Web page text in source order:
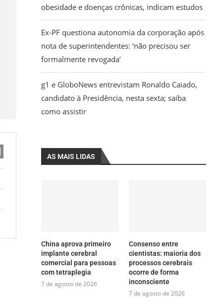
obesidade e doenças crônicas, indicam estudos
Ex-PF questiona autonomia da corporação após
nota de superintendentes: ‘não precisou ser
formalmente revogada’
g1 e GloboNews entrevistam Ronaldo Caiado,
candidato à Presidência, nesta sexta; saiba
como assistir
AS MAIS LIDAS
China aprova primeiro
implante cerebral
comercial para pessoas
com tetraplegia
7 de agosto de 2026
Consenso entre
cientistas: maioria dos
processos cerebrais
ocorre de forma
inconsciente
7 de agosto de 2026